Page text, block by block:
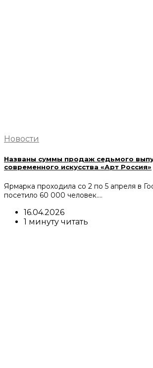
Новости
Названы суммы продаж седьмого
современного искусства «Арт Россия»
Ярмарка проходила со 2 по 5 апреля в
посетило 60 000 человек.…
16.04.2026
1 минуту читать